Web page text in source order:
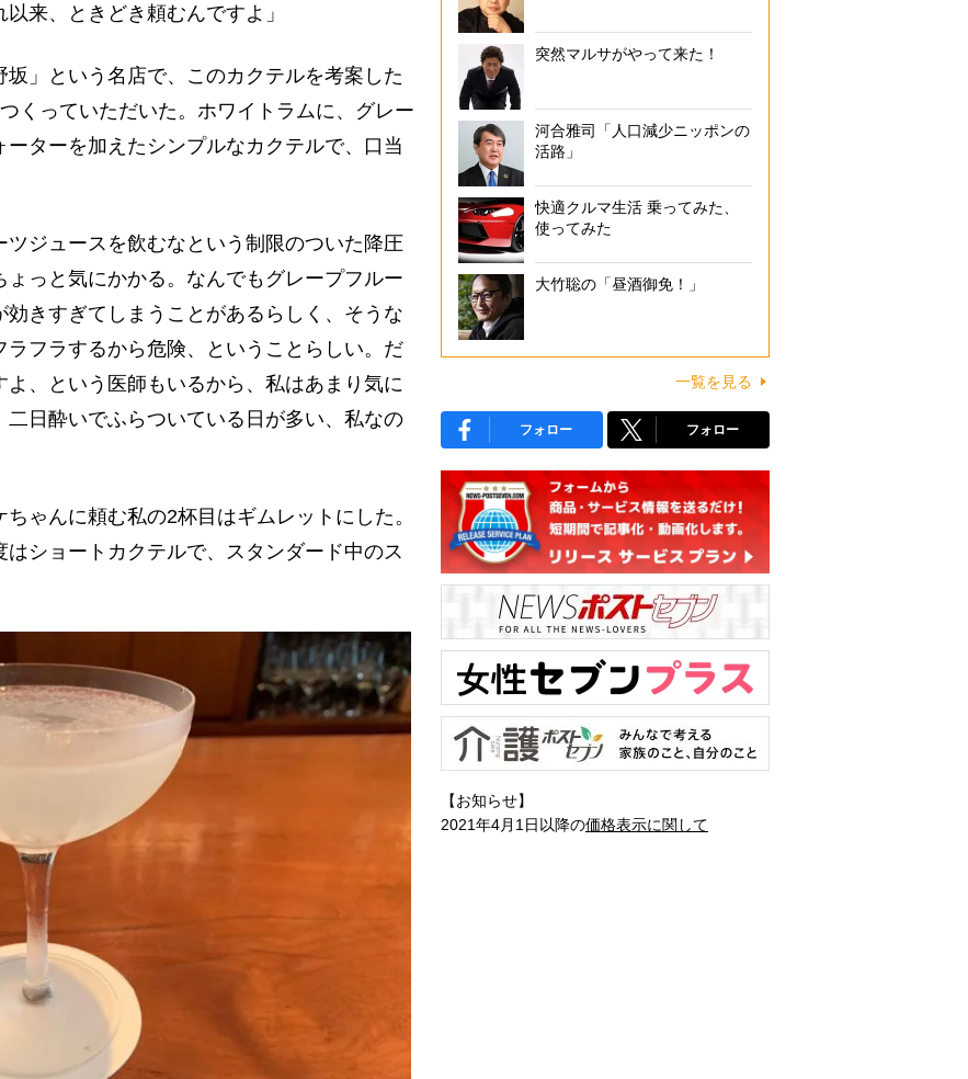
来、ときどき頼むんですよ」
」という名店で、このカクテルを考案した
くっていただいた。ホワイトラムに、グレー
ターを加えたシンプルなカクテルで、口当
ジュースを飲むなという制限のついた降圧
っと気にかかる。なんでもグレープフルー
きすぎてしまうことがあるらしく、そうな
フラするから危険、ということらしい。だ
、という医師もいるから、私はあまり気に
二日酔いでふらついている日が多い、私なの
ゃんに頼む私の2杯目はギムレットにした。
ショートカクテルで、スタンダード中のス
突然マルサがやって来た！
河合雅司「人口減少ニッポンの
活路」
快適クルマ生活 乗ってみた、
使ってみた
大竹聡の「昼酒御免！」
一覧を見る
フォロー フォロー
【お知らせ】
2021年4月1日以降の価格表示に関して